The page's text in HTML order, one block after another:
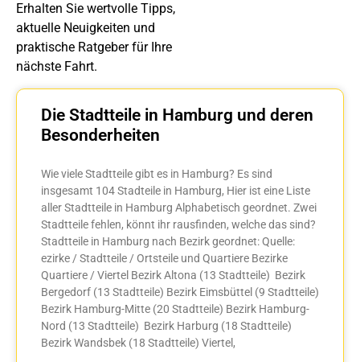
Erhalten Sie wertvolle Tipps,
aktuelle Neuigkeiten und
praktische Ratgeber für Ihre
nächste Fahrt.
Die Stadtteile in Hamburg und deren
Besonderheiten
Wie viele Stadtteile gibt es in Hamburg? Es sind
insgesamt 104 Stadteile in Hamburg, Hier ist eine Liste
aller Stadtteile in Hamburg Alphabetisch geordnet. Zwei
Stadtteile fehlen, könnt ihr rausfinden, welche das sind?
Stadtteile in Hamburg nach Bezirk geordnet: Quelle:
ezirke / Stadtteile / Ortsteile und Quartiere Bezirke
Quartiere / Viertel Bezirk Altona (13 Stadtteile) Bezirk
Bergedorf (13 Stadtteile) Bezirk Eimsbüttel (9 Stadtteile)
Bezirk Hamburg-Mitte (20 Stadtteile) Bezirk Hamburg-
Nord (13 Stadtteile) Bezirk Harburg (18 Stadtteile)
Bezirk Wandsbek (18 Stadtteile) Viertel,